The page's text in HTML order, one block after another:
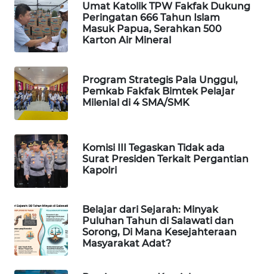
Umat Katolik TPW Fakfak Dukung
Peringatan 666 Tahun Islam
Masuk Papua, Serahkan 500
Karton Air Mineral
Program Strategis Pala Unggul,
Pemkab Fakfak Bimtek Pelajar
Milenial di 4 SMA/SMK
Komisi III Tegaskan Tidak ada
Surat Presiden Terkait Pergantian
Kapolri
Belajar dari Sejarah: Minyak
Puluhan Tahun di Salawati dan
Sorong, Di Mana Kesejahteraan
Masyarakat Adat?
ID
MAWAKA
ID
MARTABAT
NET
WATCH
MKLI
LKKI